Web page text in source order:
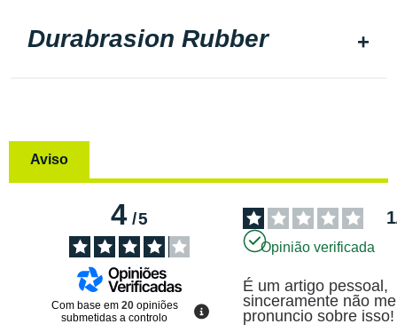
Durabrasion Rubber
Aviso
4/5
Com base em 20 opiniões
submetidas a controlo
1
Opinião verificada
É um artigo pessoal,
sinceramente não me
pronuncio sobre isso!